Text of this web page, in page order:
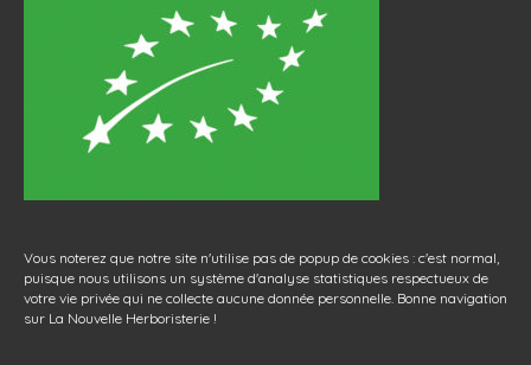
Vous noterez que notre site n'utilise pas de popup de cookies : c'est normal,
puisque nous utilisons un système d'analyse statistiques respectueux de
votre vie privée qui ne collecte aucune donnée personnelle. Bonne navigation
sur La Nouvelle Herboristerie !